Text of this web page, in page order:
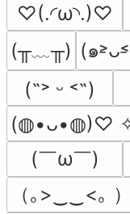
♡(.◜ω◝.)♡
(╥﹏╥)
(˶˃ ᵕ ˂˶)
(◍•ᴗ•◍)♡
(￣ω￣﻿)
（｡>‿‿<｡ ）